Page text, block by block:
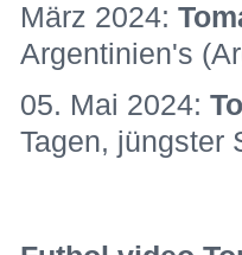
März 2024:
Argentinien's
05. Mai 2024:
Tagen, jüngster